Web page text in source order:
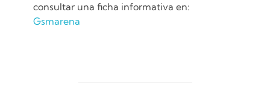
consultar una ficha informativa en:
Gsmarena